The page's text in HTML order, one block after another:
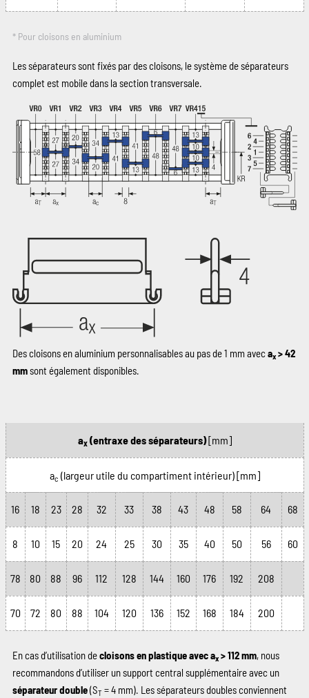
* Pour cloisons en aluminium
Les séparateurs sont fixés par des cloisons, le système de séparateurs
complet est mobile dans la section transversale.
Des cloisons en aluminium personnalisables au pas de 1 mm avecax> 42
mmsont également disponibles.
ax(entraxe des séparateurs)[mm]
ac (largeur utile du compartiment intérieur)[mm]
16 18 23 28 32 33 38 43 48 58 64 68
8 10 15 20 24 25 30 35 40 50 56 60
78 80 88 96 112 128 144 160 176 192 208
70 72 80 88 104 120 136 152 168 184 200
En cas d’utilisation decloisons en plastique avec ax> 112 mm, nous
recommandons d’utiliser un support central supplémentaire avec un
séparateur double(ST = 4 mm). Les séparateurs doubles conviennent